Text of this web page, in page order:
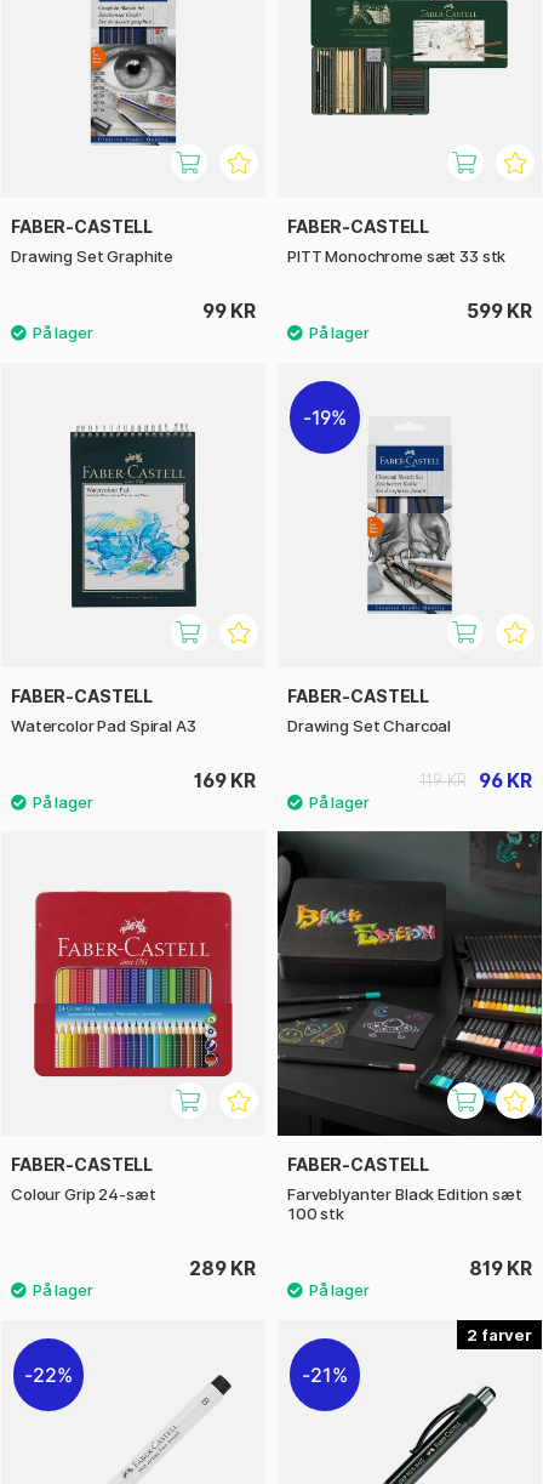
FABER-CASTELL
Drawing Set Graphite
99 KR
FABER-CASTELL
PITT Monochrome sæt 33 stk
599 KR
FABER-CASTELL
Watercolor Pad Spiral A3
169 KR
19%
FABER-CASTELL
Drawing Set Charcoal
96 KR
119 KR
FABER-CASTELL
Colour Grip 24-sæt
289 KR
FABER-CASTELL
Farveblyanter Black Edition sæt
100 stk
819 KR
22%
2
21%